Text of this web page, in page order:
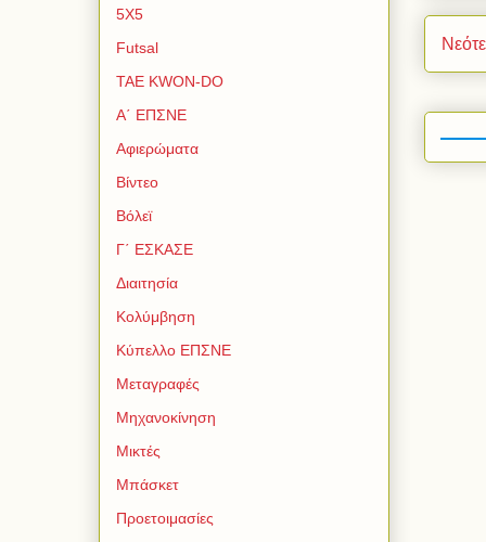
5Χ5
Futsal
TAE KWON-DO
Α΄ ΕΠΣΝΕ
Αφιερώματα
Βίντεο
Βόλεϊ
Γ΄ ΕΣΚΑΣΕ
Διαιτησία
Κολύμβηση
Κύπελλο ΕΠΣΝΕ
Μεταγραφές
Μηχανοκίνηση
Μικτές
Μπάσκετ
Προετοιμασίες